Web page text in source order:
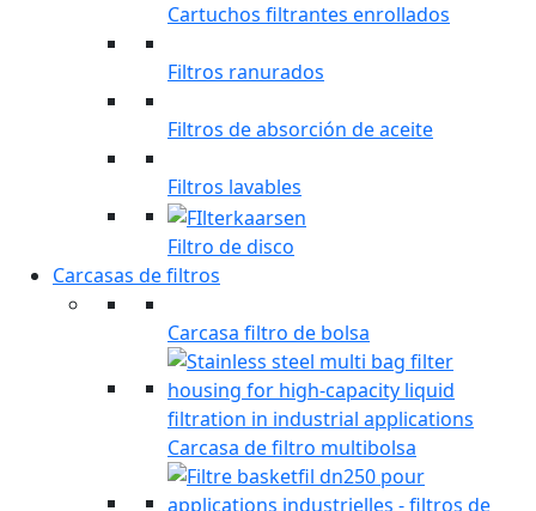
Cartuchos filtrantes enrollados
Filtros ranurados
Filtros de absorción de aceite
Filtros lavables
Filtro de disco
Carcasas de filtros
Carcasa filtro de bolsa
Carcasa de filtro multibolsa